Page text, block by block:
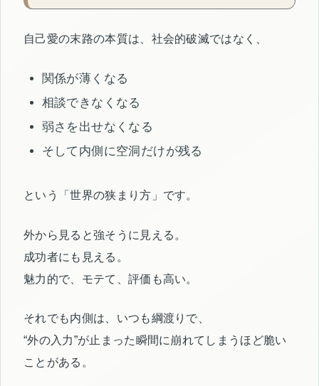
自己愛の末路の本質は、社会的破滅ではなく、
関係が薄くなる
相談できなくなる
弱さを出せなくなる
そして内側に空洞だけが残る
という「世界の狭まり方」です。
外から見ると強そうに見える。
成功者にも見える。
魅力的で、モテて、評価も高い。
それでも内側は、いつも綱渡りで、
“外の入力”が止まった瞬間に崩れてしまうほど脆い
ことがある。